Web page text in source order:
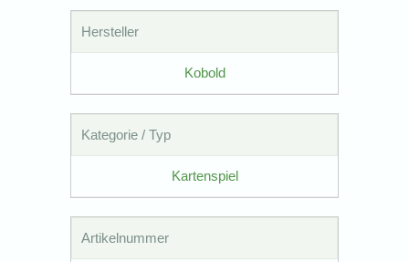
Hersteller
Kobold
Kategorie / Typ
Kartenspiel
Artikelnummer